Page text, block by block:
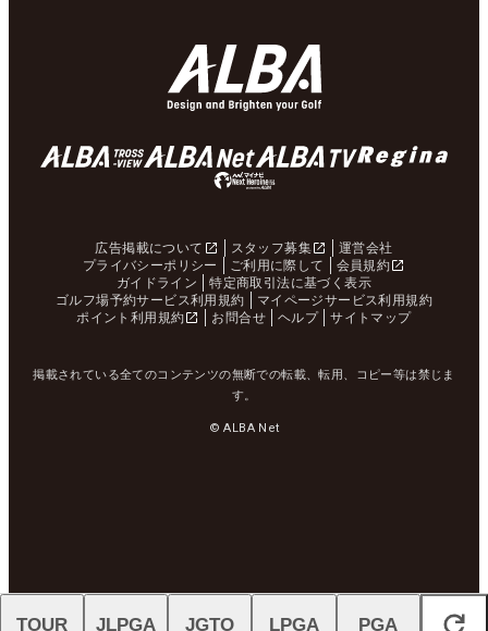
広告掲載について スタッフ募集
運営会社
プライバシーポリシー
ご利用に際して
会員規約
ガイドライン
特定商取引法に基づく表示
ゴルフ場予約サービス利用規約
マイページサービス利用規約
ポイント利用規約
お問合せ ヘルプ サイトマップ
掲載されている全てのコンテンツの無断での転載、転用、コピー等は禁じま
す。
© ALBA Net
TOUR JLPGA JGTO LPGA PGA